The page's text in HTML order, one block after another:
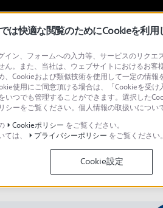
わせ コンポーネントオーディオ
取扱説明書 Q&A
は快適な閲覧のためにCookieを利用
イン、フォームへの入力等、サービスのリク
ん。また、当社は、ウェブサイトにおけるお
、Cookieおよび類似技術を使用して一定の情
使用にご同意頂ける場合は、「Cookieを受
いつでも管理することができます。選択した
シーをご覧ください。個人情報の取扱いについ
Cookieポリシー をご覧ください。
ては、
プライバシーポリシー をご覧ください。
Cookie設定